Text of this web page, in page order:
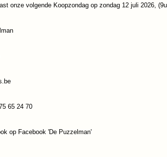
onze volgende Koopzondag op zondag 12 juli 2026,
65 24 70
op Facebook 'De Puzzelman'